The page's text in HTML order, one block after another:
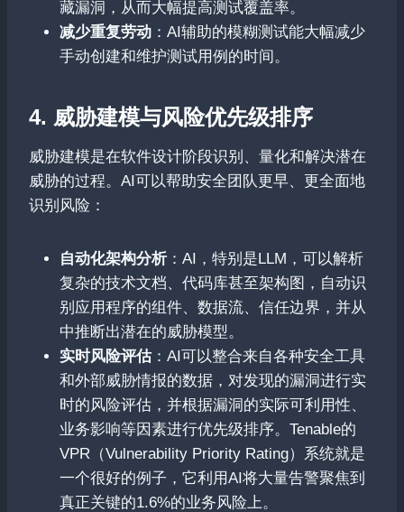
藏漏洞，从而大幅提高测试覆盖率。
减少重复劳动 ：AI辅助的模糊测试能大幅减少
手动创建和维护测试用例的时间。
4. 威胁建模与风险优先级排序
威胁建模是在软件设计阶段识别、量化和解决潜在
威胁的过程。AI可以帮助安全团队更早、更全面地
识别风险：
自动化架构分析 ：AI，特别是LLM，可以解析
复杂的技术文档、代码库甚至架构图，自动识
别应用程序的组件、数据流、信任边界，并从
中推断出潜在的威胁模型。
实时风险评估：AI可以整合来自各种安全工具
和外部威胁情报的数据，对发现的漏洞进行实
时的风险评估，并根据漏洞的实际可利用性、
业务影响等因素进行优先级排序。Tenable的
VPR（Vulnerability Priority Rating）系统就是
一个很好的例子，它利用AI将大量告警聚焦到
真正关键的1.6%的业务风险上。